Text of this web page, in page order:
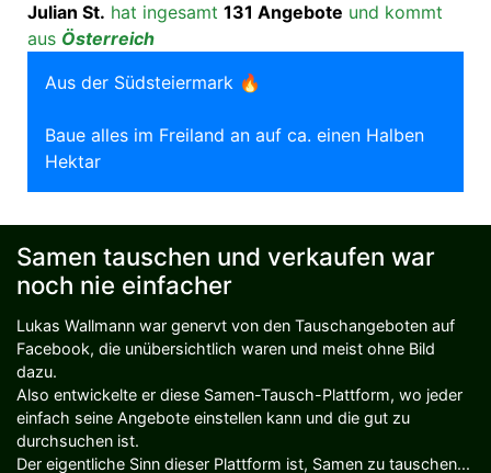
Julian St. hat ingesamt 131 Angebote und kommt
aus Österreich
Aus der Südsteiermark 🔥
Baue alles im Freiland an auf ca. einen Halben
Hektar
Samen tauschen und verkaufen war
noch nie einfacher
Lukas Wallmann war genervt von den Tauschangeboten auf
Facebook, die unübersichtlich waren und meist ohne Bild
dazu.
Also entwickelte er diese Samen-Tausch-Plattform, wo jeder
einfach seine Angebote einstellen kann und die gut zu
durchsuchen ist.
Der eigentliche Sinn dieser Plattform ist, Samen zu tauschen...